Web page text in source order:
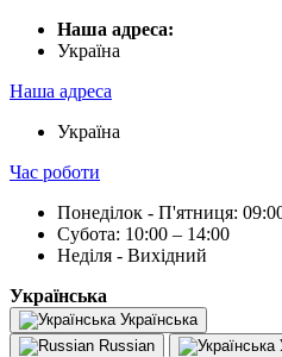
Наша адреса:
Українa
Наша адреса
Українa
Час роботи
Понеділок - П'ятниця:
Субота: 10:00 – 14:00
Неділя - Вихідний
Українська
Українська
Russian